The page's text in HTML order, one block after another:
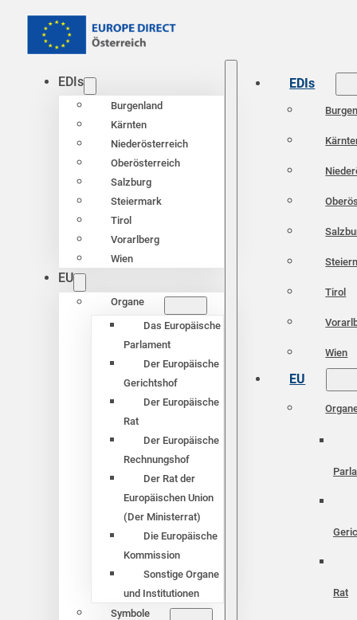
EDIs
Burgenland
Kärnten
Niederösterreich
Oberösterreich
Salzburg
Steiermark
Tirol
Vorarlberg
Wien
EU
Organe
Das Europäische
Parlament
Der Europäische
Gerichtshof
Der Europäische
Rat
Der Europäische
Rechnungshof
Der Rat der
Europäischen Union
(Der Ministerrat)
Die Europäische
Kommission
Sonstige Organe
und Institutionen
Symbole
EDIs
Tirol
Wien
EU
Rat